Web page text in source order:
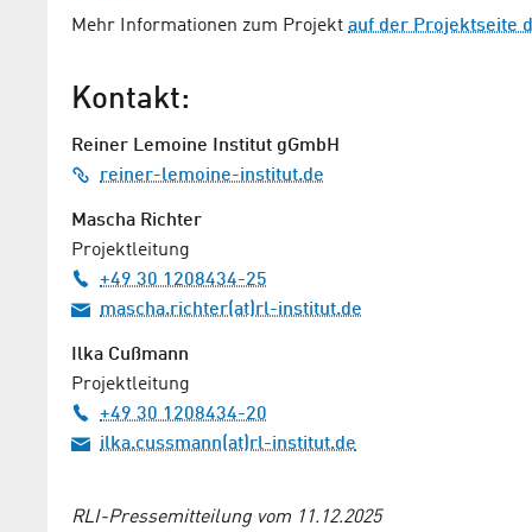
Mehr Informationen zum Projekt auf der Projektseite
Kontakt:
Reiner Lemoine Institut gGmbH
reiner-lemoine-institut.de
Mascha Richter
Projektleitung
+49 30 1208434-25
mascha.richter(at)rl-institut.de
Ilka Cußmann
Projektleitung
+49 30 1208434-20
ilka.cussmann(at)rl-institut.de
RLI-Pressemitteilung vom 11.12.2025